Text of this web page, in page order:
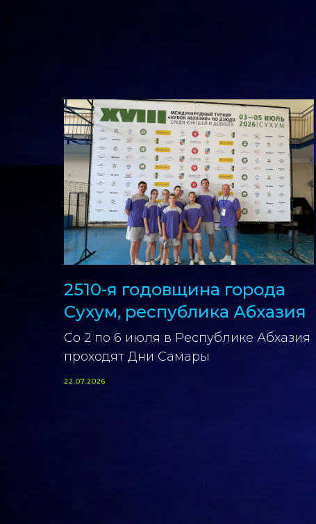
2510-я годовщина города
Сухум, республика Абхазия
Со 2 по 6 июля в Республике Абхазия
проходят Дни Самары
22.07.2026